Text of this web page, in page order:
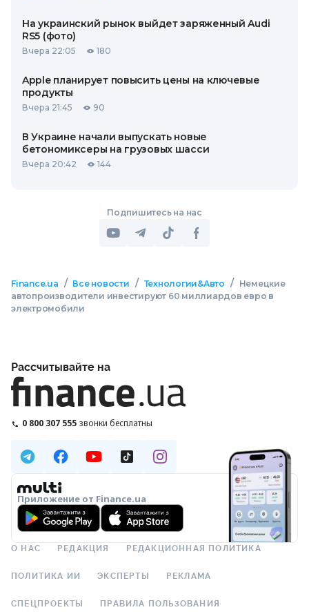
На украинский рынок выйдет заряженный Audi
RS5 (фото)
Вчера 22:05 180
Apple планирует повысить цены на ключевые
продукты
Вчера 21:45 90
В Украине начали выпускать новые
бетономиксеры на грузовых шасси
Вчера 20:42 144
Подпишитесь на нас
Finance.ua / Все новости / Технологии&Авто /
Немецкие
автопроизводители инвестируют 60 миллиардов евро в
электромобили
Рассчитывайте на
0 800 307 555 звонки бесплатны
Приложение от Finance.ua
О НАС РЕДАКЦИЯ РЕДАКЦИОННАЯ ПОЛИТИКА
ПОЛИТИКА ИИ ЭКСПЕРТЫ РЕКЛАМА
СПЕЦПРОЕКТЫ ПРАВИЛА ПОЛЬЗОВАНИЯ